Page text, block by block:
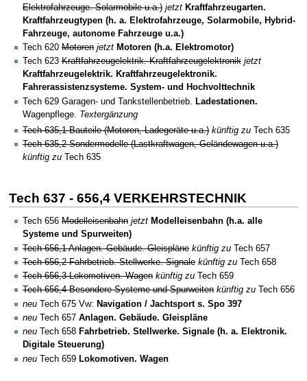
Elektrofahrzeuge. Solarmobile u.a.) jetzt Kraftfahrzeugarten.
Kraftfahrzeugtypen (h. a. Elektrofahrzeuge, Solarmobile, Hybrid-
Fahrzeuge, autonome Fahrzeuge u.a.)
Tech 620 Motoren jetzt Motoren (h.a. Elektromotor)
Tech 623 Kraftfahrzeugelektrik. Kraftfahrzeugelektronik jetzt
Kraftfahrzeugelektrik. Kraftfahrzeugelektronik.
Fahrerassistenzsysteme. System- und Hochvolttechnik
Tech 629 Garagen- und Tankstellenbetrieb.
Ladestationen.
Wagenpflege. Textergänzung
Tech 635,1 Bauteile (Motoren, Ladegeräte u.a.) künftig zu Tech 635
Tech 635,2 Sondermodelle (Lastkraftwagen, Geländewagen u.a.)
künftig zu Tech 635
Tech 637 - 656,4 VERKEHRSTECHNIK
Tech 656 Modelleisenbahn jetzt Modelleisenbahn (h.a. alle
Systeme und Spurweiten)
Tech 656,1 Anlagen. Gebäude. Gleispläne künftig zu Tech 657
Tech 656,2 Fahrbetrieb. Stellwerke. Signale künftig zu Tech 658
Tech 656,3 Lokomotiven. Wagen künftig zu Tech 659
Tech 656,4 Besondere Systeme und Spurweiten künftig zu Tech 656
neu Tech 675 Vw: Navigation / Jachtsport s. Spo 397
neu Tech 657 Anlagen. Gebäude. Gleispläne
neu Tech 658 Fahrbetrieb. Stellwerke. Signale (h. a. Elektronik.
Digitale Steuerung)
neu Tech 659 Lokomotiven. Wagen